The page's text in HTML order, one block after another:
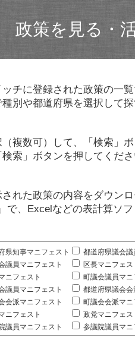
政策を見る・
チに登録された政策の一覧
別や都道府県を選択して探
複数可）して、「検索」ボ
索」ボタンを押してくださ
れた政策の内容をダウンロ
で、Excelなどの表計算ソ
県知事マニフェスト 都道府県議会議
議員マニフェスト
区長マニフェス
ニフェスト
町議会議員マニ
議員マニフェスト
都道府県議会会
会派マニフェスト
町議会会派マニ
ニフェスト
政党マニフェス
議員マニフェスト
参議院議員マニ